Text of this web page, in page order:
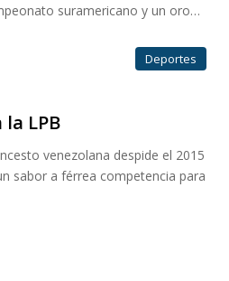
suramericano y un oro…
Deportes
LPB
venezolana despide el 2015
sabor a férrea competencia para